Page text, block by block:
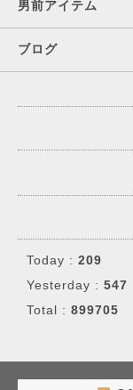
男前アイテム
ブログ
Today : 209
Yesterday : 547
Total : 899705